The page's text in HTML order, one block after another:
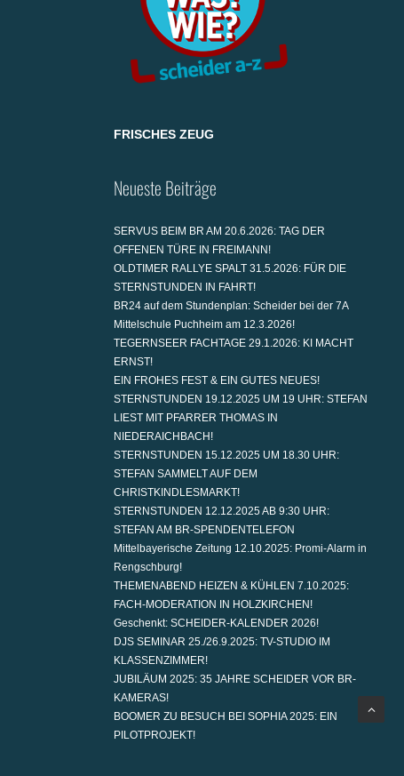
FRISCHES ZEUG
Neueste Beiträge
SERVUS BEIM BR AM 20.6.2026: TAG DER
OFFENEN TÜRE IN FREIMANN!
OLDTIMER RALLYE SPALT 31.5.2026: FÜR DIE
STERNSTUNDEN IN FAHRT!
BR24 auf dem Stundenplan: Scheider bei der 7A
Mittelschule Puchheim am 12.3.2026!
TEGERNSEER FACHTAGE 29.1.2026: KI MACHT
ERNST!
EIN FROHES FEST & EIN GUTES NEUES!
STERNSTUNDEN 19.12.2025 UM 19 UHR: STEFAN
LIEST MIT PFARRER THOMAS IN
NIEDERAICHBACH!
STERNSTUNDEN 15.12.2025 UM 18.30 UHR:
STEFAN SAMMELT AUF DEM
CHRISTKINDLESMARKT!
STERNSTUNDEN 12.12.2025 AB 9:30 UHR:
STEFAN AM BR-SPENDENTELEFON
Mittelbayerische Zeitung 12.10.2025: Promi-Alarm in
Rengschburg!
THEMENABEND HEIZEN & KÜHLEN 7.10.2025:
FACH-MODERATION IN HOLZKIRCHEN!
Geschenkt: SCHEIDER-KALENDER 2026!
DJS SEMINAR 25./26.9.2025: TV-STUDIO IM
KLASSENZIMMER!
JUBILÄUM 2025: 35 JAHRE SCHEIDER VOR BR-
KAMERAS!
BOOMER ZU BESUCH BEI SOPHIA 2025: EIN
PILOTPROJEKT!